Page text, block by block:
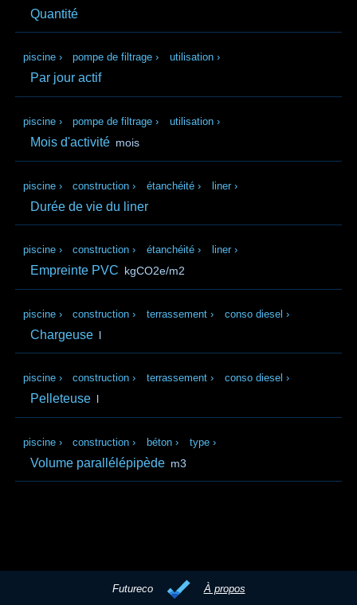
Quantité
piscine › pompe de filtrage › utilisation ›
Par jour actif
piscine › pompe de filtrage › utilisation ›
Mois d'activité mois
piscine › construction › étanchéité › liner ›
Durée de vie du liner
piscine › construction › étanchéité › liner ›
Empreinte PVC kgCO2e/m2
piscine › construction › terrassement › conso diesel ›
Chargeuse l
piscine › construction › terrassement › conso diesel ›
Pelleteuse l
piscine › construction › béton › type ›
Volume parallélépipède m3
Futureco À propos